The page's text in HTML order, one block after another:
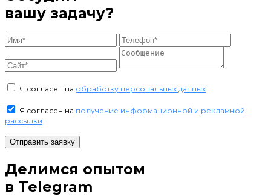
вашу задачу?
Я согласен на обработку персональных данных
Я согласен на получение информационной и рекламной
рассылки
Отправить заявку
Делимся опытом
в Telegram